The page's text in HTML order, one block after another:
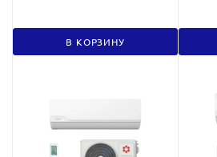
В КОРЗИНУ